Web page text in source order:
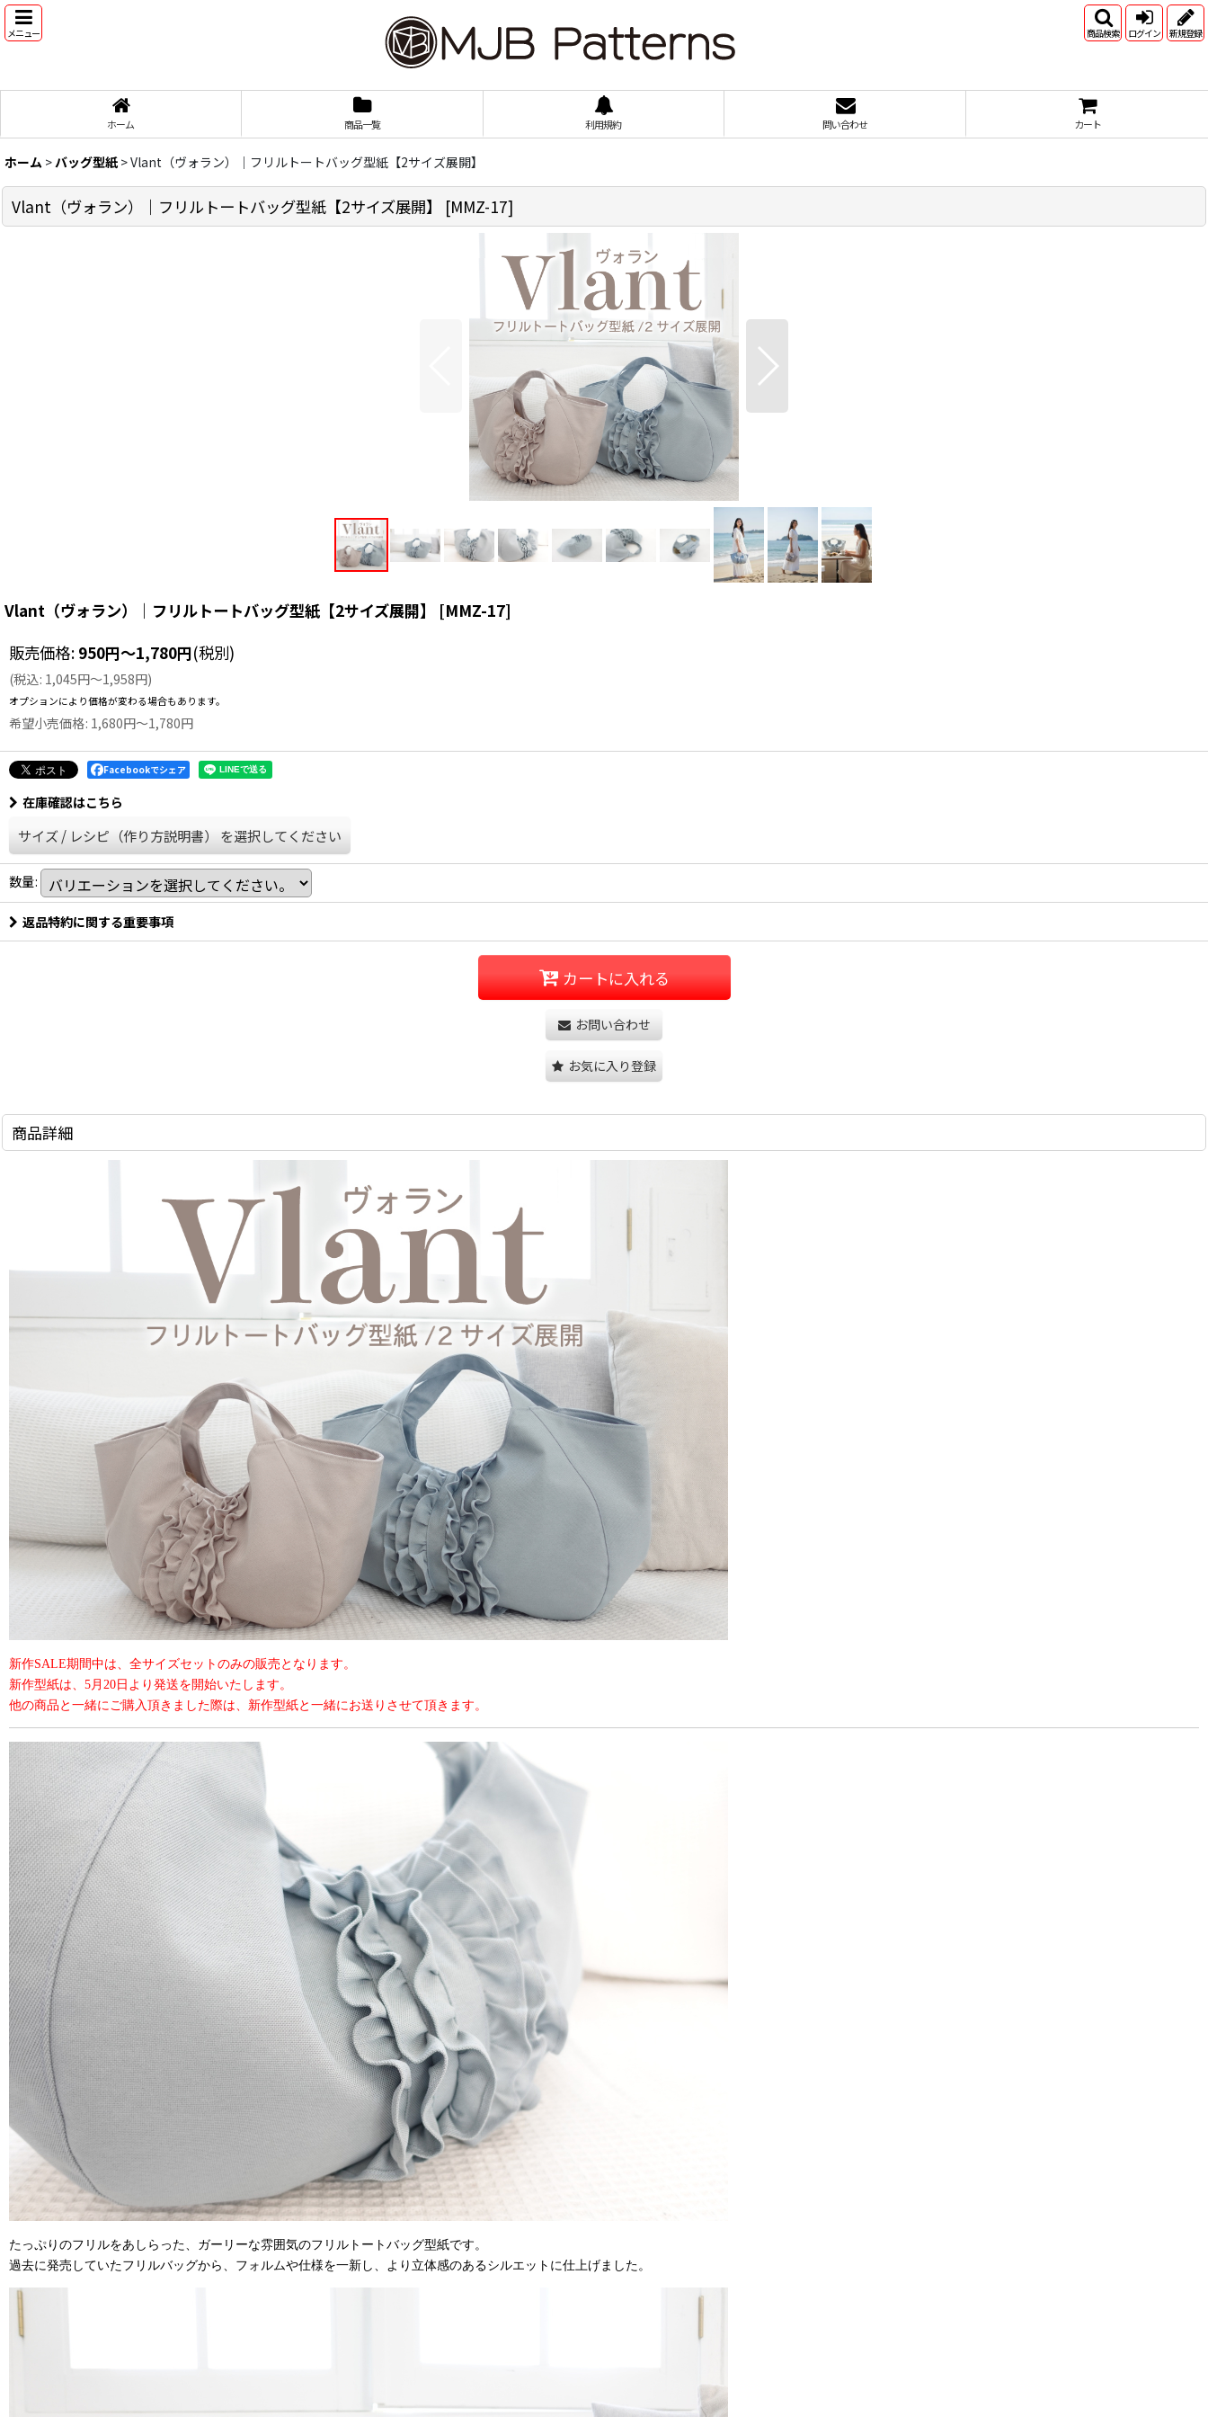
メニュー 商品検索 ログイン 新規登録
ホーム 商品一覧 利用規約 問い合わせ カート
ホーム >バッグ型紙 >Vlant（ヴォラン）｜フリルトートバッグ型紙【2サイズ展開】
Vlant（ヴォラン）｜フリルトートバッグ型紙【2サイズ展開】 [MMZ-17]
Vlant（ヴォラン）｜フリルトートバッグ型紙【2サイズ展開】 [MMZ-17]
販売価格: 950円～1,780円(税別)
(税込: 1,045円～1,958円)
オプションにより価格が変わる場合もあります。
希望小売価格: 1,680円～1,780円
Facebookでシェア
在庫確認はこちら
サイズ/ レシピ（作り方説明書） を選択してください
数量:
返品特約に関する重要事項
カートに入れる
お問い合わせ
お気に入り登録
商品詳細
新作SALE期間中は、全サイズセットのみの販売となります。
新作型紙は、5月20日より発送を開始いたします。
他の商品と一緒にご購入頂きました際は、新作型紙と一緒にお送りさせて頂きます。
たっぷりのフリルをあしらった、ガーリーな雰囲気のフリルトートバッグ型紙です。
過去に発売していたフリルバッグから、フォルムや仕様を一新し、より立体感のあるシルエットに仕上げました。